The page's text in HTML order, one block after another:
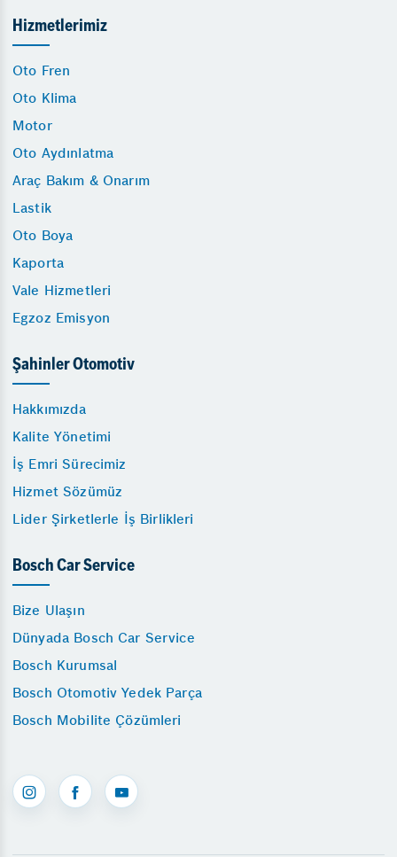
Hizmetlerimiz
Oto Fren
Oto Klima
Motor
Oto Aydınlatma
Araç Bakım & Onarım
Lastik
Oto Boya
Kaporta
Vale Hizmetleri
Egzoz Emisyon
Şahinler Otomotiv
Hakkımızda
Kalite Yönetimi
İş Emri Sürecimiz
Hizmet Sözümüz
Lider Şirketlerle İş Birlikleri
Bosch Car Service
Bize Ulaşın
Dünyada Bosch Car Service
Bosch Kurumsal
Bosch Otomotiv Yedek Parça
Bosch Mobilite Çözümleri